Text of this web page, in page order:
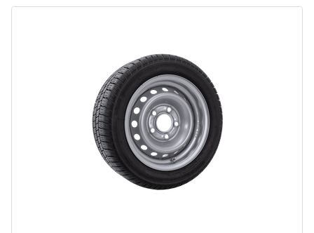
13"
Espacement des boulons de jante:
5x112
Le déport de jante (ET):
30